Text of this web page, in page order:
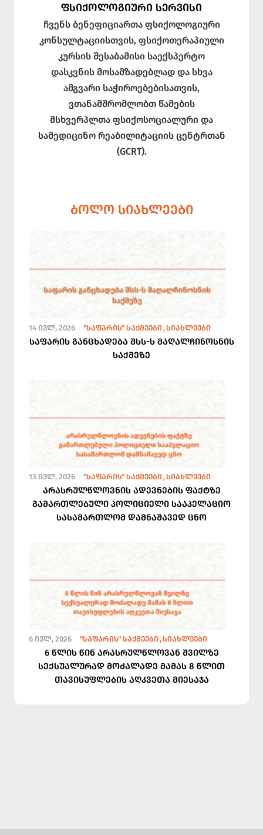
ᲤᲡᲘᲥᲝᲚᲝᲒᲘᲣᲠᲘ ᲡᲔᲠᲕᲘᲡᲘ
ჩვენს ბენეფიციართა ფსიქოლოგიური
კონსულტაციისთვის, ფსიქოთერაპიული
კურსის შესაბამისი საექსპერტო
დასკვნის მოსამზადებლად და სხვა
ამგვარი საჭიროებებისათვის,
ვთანამშრომლობთ წამების
მსხვერპლთა ფსიქოსოციალური და
სამედიცინო რეაბილიტაციის ცენტრთან
(GCRT).
ᲑᲝᲚᲝ ᲡᲘᲐᲮᲚᲔᲔᲑᲘ
14 ᲘᲕᲚ, 2026 "ᲡᲐᲤᲐᲠᲘᲡ" ᲡᲐᲥᲛᲔᲔᲑᲘ ᲡᲘᲐᲮᲚᲔᲔᲑᲘ
საფარის განცხადება შსს-ს მაღალჩინოსნის
საქმეზე
13 ᲘᲕᲚ, 2026 "ᲡᲐᲤᲐᲠᲘᲡ" ᲡᲐᲥᲛᲔᲔᲑᲘ ᲡᲘᲐᲮᲚᲔᲔᲑᲘ
არასრულწლოვნის ადევნების ფაქტზე
გამართლებული პოლიციელი სააპელაციო
სასამართლომ დამნაშავედ ცნო
6 ᲘᲕᲚ, 2026 "ᲡᲐᲤᲐᲠᲘᲡ" ᲡᲐᲥᲛᲔᲔᲑᲘ ᲡᲘᲐᲮᲚᲔᲔᲑᲘ
6 წლის წინ არასრულწლოვან შვილზე
სექსუალურად მოძალადე მამას 8 წლით
თავისუფლების აღკვეთა მიესაჯა